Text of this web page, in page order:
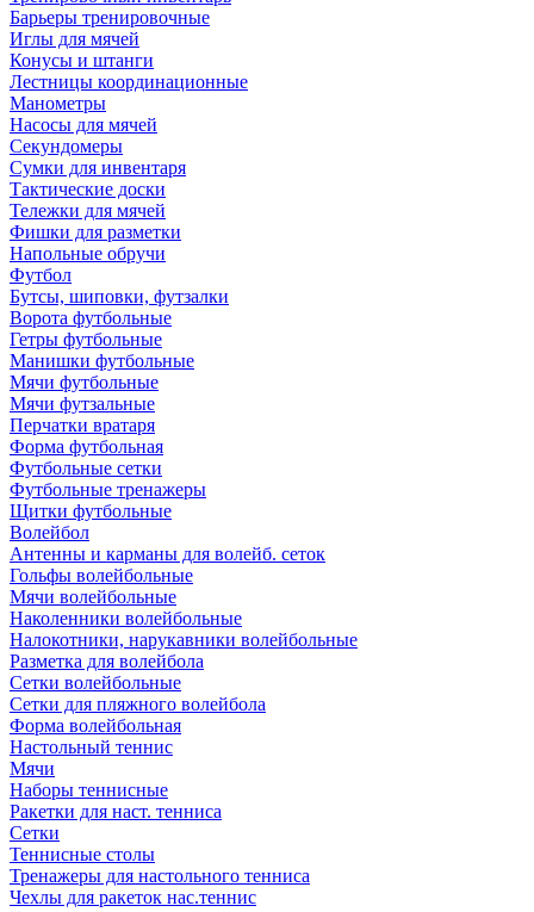
Барьеры тренировочные
Иглы для мячей
Конусы и штанги
Лестницы координационные
Манометры
Насосы для мячей
Секундомеры
Сумки для инвентаря
Тактические доски
Тележки для мячей
Фишки для разметки
Напольные обручи
Футбол
Бутсы, шиповки, футзалки
Ворота футбольные
Гетры футбольные
Манишки футбольные
Мячи футбольные
Мячи футзальные
Перчатки вратаря
Форма футбольная
Футбольные сетки
Футбольные тренажеры
Щитки футбольные
Волейбол
Антенны и карманы для волейб. сеток
Гольфы волейбольные
Мячи волейбольные
Наколенники волейбольные
Налокотники, нарукавники волейбольные
Разметка для волейбола
Сетки волейбольные
Сетки для пляжного волейбола
Форма волейбольная
Настольный теннис
Мячи
Наборы теннисные
Ракетки для наст. тенниса
Сетки
Теннисные столы
Тренажеры для настольного тенниса
Чехлы для ракеток нас.теннис